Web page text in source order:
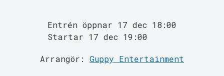
Entrén öppnar 17 dec 18:00
Startar 17 dec 19:00
Arrangör: Guppy Entertainment